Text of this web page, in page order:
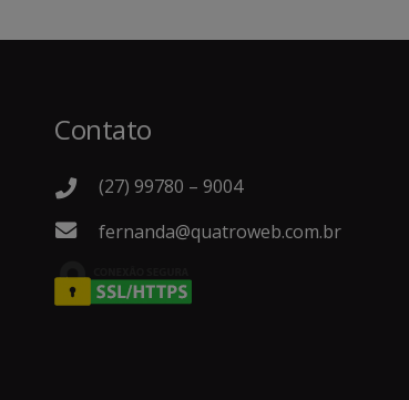
Contato
(27) 99780 – 9004
fernanda@quatroweb.com.br